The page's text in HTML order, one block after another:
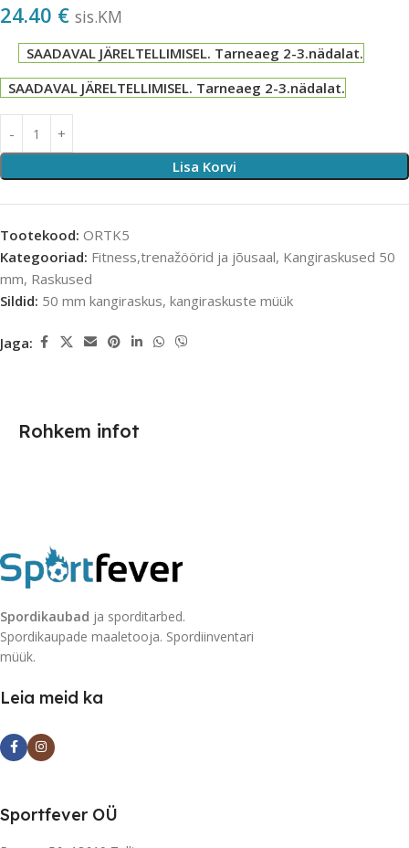
24.40 € sis.KM
SAADAVAL JÄRELTELLIMISEL. Tarneaeg 2-3.nädalat.
SAADAVAL JÄRELTELLIMISEL. Tarneaeg 2-3.nädalat.
Lisa Korvi
Tootekood: ORTK5
Kategooriad: Fitness,trenažöörid ja jõusaal, Kangiraskused 50
mm, Raskused
Sildid: 50 mm kangiraskus, kangiraskuste müük
Jaga:
Rohkem infot
Spordikaubad ja sporditarbed.
Spordikaupade maaletooja. Spordiinventari
müük.
Leia meid ka
Sportfever OÜ